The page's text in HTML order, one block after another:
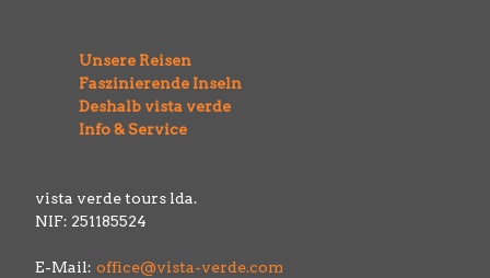
Unsere Reisen
Faszinierende Inseln
Deshalb vista verde
Info & Service
vista verde tours lda.
NIF: 251185524
E-Mail: office@vista-verde.com